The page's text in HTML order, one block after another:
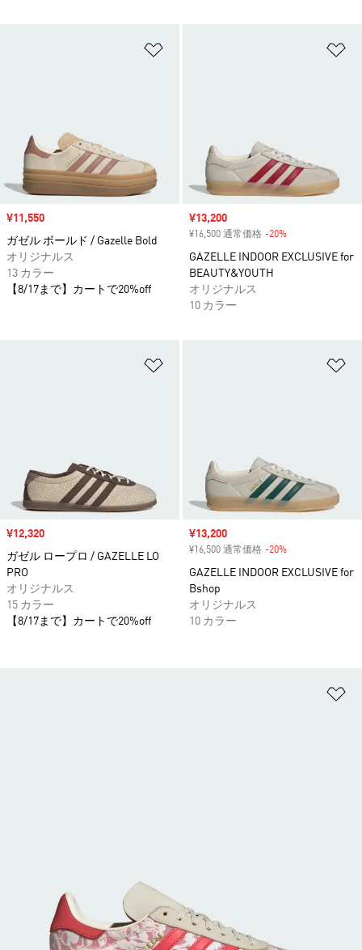
セール価格
¥11,550
ガゼル ボールド / Gazelle Bold
オリジナルス
13 カラー
【8/17まで】カートで20%off
セール価格
¥13,200
¥16,500 通常価格 -20%
GAZELLE INDOOR EXCLUSIVE for
BEAUTY&YOUTH
オリジナルス
10 カラー
セール価格
¥12,320
ガゼル ロープロ / GAZELLE LO
PRO
オリジナルス
15 カラー
【8/17まで】カートで20%off
セール価格
¥13,200
¥16,500 通常価格 -20%
GAZELLE INDOOR EXCLUSIVE for
Bshop
オリジナルス
10 カラー